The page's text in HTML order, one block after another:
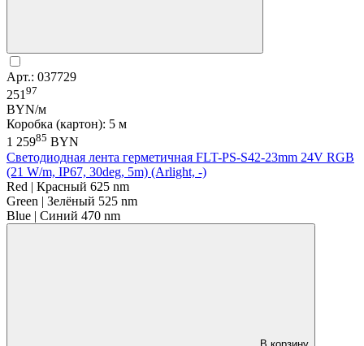
Арт.: 037729
251 97
BYN/м
Коробка (картон): 5 м
1 25985 BYN
Светодиодная лента герметичная FLT-PS-S42-23mm 24V RGB
(21 W/m, IP67, 30deg, 5m) (Arlight, -)
Red | Красный 625 nm
Green | Зелёный 525 nm
Blue | Синий 470 nm